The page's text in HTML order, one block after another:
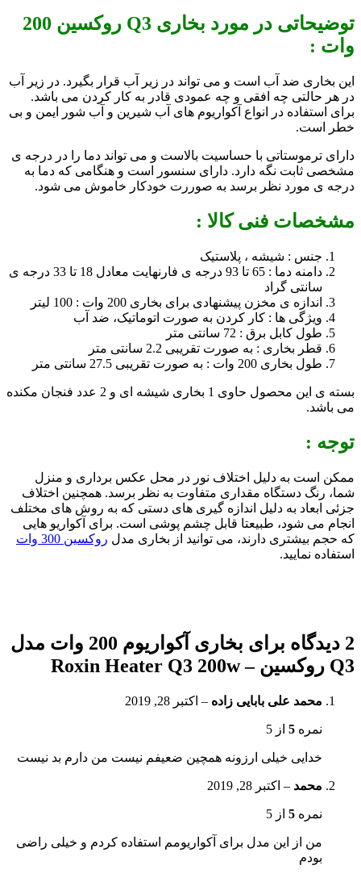
توضیحاتی در مورد بخاری Q3 روکسین 200
وات :
این بخاری ضد آب است و می تواند در زیر آب قرار بگیرد. در زیر آب
در هر حالتی چه افقی و چه عمودی قادر به کار کردن می باشد.
برای استفاده در انواع آکواریوم های آب شیرین و آب شور ایمن و بی
خطر است.
دارای ترموستاتی با حساسیت بالاست و می تواند دما را در درجه ی
مشخصی ثابت نگه دارد. دارای سنسور است و هنگامی که دما به
درجه ی مورد نظر برسد به صوررت خودکار خاموش می شود.
مشخصات فنی کالا :
جنس : شیشه ، پلاستیک
دامنه دما : 65 تا 93 درجه ی فارنهایت معادل 18 تا 33 درجه ی
سانتی گراد
اندازه ی مخزن پیشنهادی برای بخاری 200 وات : 100 لیتر
ویژگی ها : کار کردن به صورت اتوماتیک، ضد آب
طول کابل برق : 72 سانتی متر
قطر بخاری : به صورت تقریبی 2.2 سانتی متر
طول بخاری 200 وات : به صورت تقریبی 27.5 سانتی متر
بسته ی این محصول حاوی 1 بخاری شیشه ای و 2 عدد فنجان مکنده
می باشد.
توجه :
ممکن است به دلیل اختلاف نور در محل عکس برداری و منزل
شما، رنگ دستگاه مقداری متفاوت به نظر برسد. همچنین اختلاف
جزئی ابعاد به دلیل اندازه گیری های دستی که به روش های مختلف
انجام می شود، طبیعتا قابل چشم پوشی است. برای آکواریو هایی
که حجم بیشتری دارند، می توانید از بخاری مدل روکسین 300 وات
استفاده نمایید.
2 دیدگاه برای
بخاری آکواریوم 200 وات مدل
Q3 روکسین – Roxin Heater Q3 200w
محمد علی بابایی زاده – اکتبر 28, 2019
نمره 5 از 5
خدایی خیلی ارزونه همچین ضعیفم نیست من دارم بد نیست
محمد – اکتبر 28, 2019
نمره 5 از 5
من از این مدل برای آکواریومم استفاده کردم و خیلی راضی
بودم